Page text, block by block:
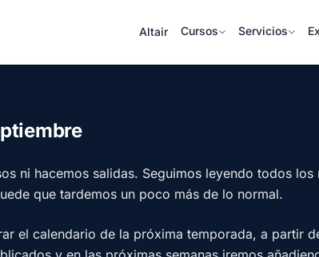
Altair Cursos Servicios
ni hacemos salidas. Seguimos leyendo todos los
que tardemos un poco más de lo normal.
el calendario de la próxima temporada, a partir